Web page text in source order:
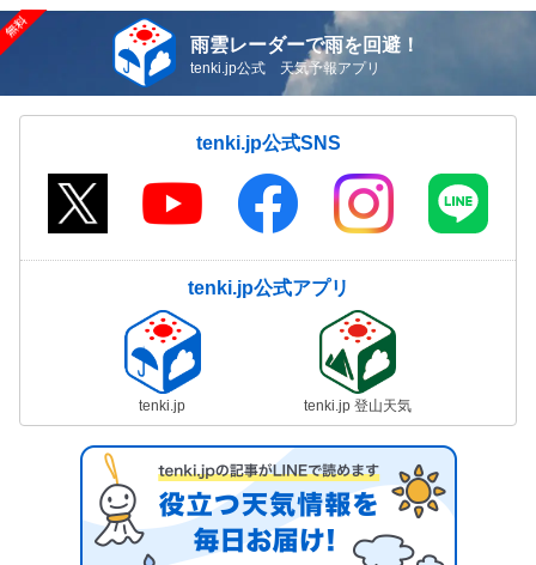
雨雲レーダーで雨を回避！
tenki.jp公式 天気予報アプリ
tenki.jp公式SNS
tenki.jp公式アプリ
tenki.jp tenki.jp 登山天気